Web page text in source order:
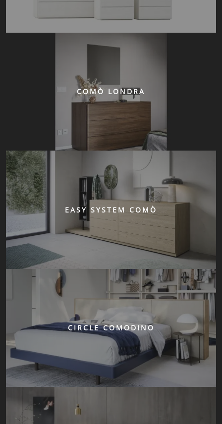
COMÒ LONDRA
EASY SYSTEM COMÒ
CIRCLE COMODINO